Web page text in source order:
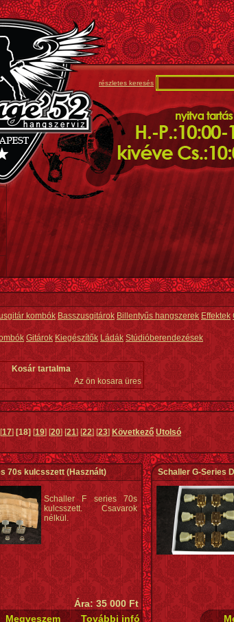
részletes keresés
kombók Basszusgitárok Billentyűs hangszerek Effektek
Gitárok Kiegészítők Ládák Stúdióberendezések
Kosár tartalma
Az ön kosara üres
17][18] [19] [20] [21] [22] [23] Következő Utolsó
70s kulcsszett(Használt)
Schaller F series 70s
kulcsszett. Csavarok
nélkül.
Ára: 35 000 Ft
Schaller G-Series